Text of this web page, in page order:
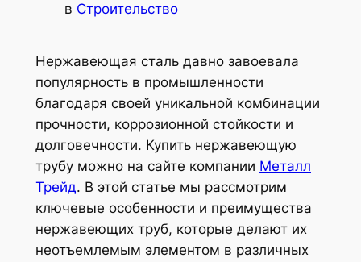
в Строительство
Нержавеющая сталь давно завоевала
популярность в промышленности
благодаря своей уникальной комбинации
прочности, коррозионной стойкости и
долговечности. Купить нержавеющую
трубу можно на сайте компании Металл
Трейд. В этой статье мы рассмотрим
ключевые особенности и преимущества
нержавеющих труб, которые делают их
неотъемлемым элементом в различных